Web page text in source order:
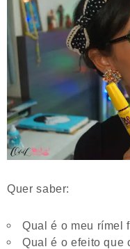
Quer saber:
Qual é o meu rímel
Qual é o efeito que